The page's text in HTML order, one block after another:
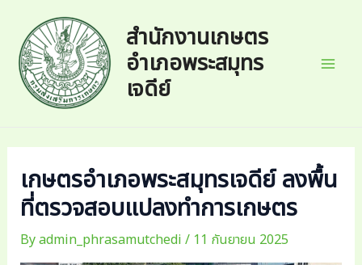
content
สำนักงานเกษตร
อำเภอพระสมุทร
เจดีย์
เกษตรอำเภอพระสมุทรเจดีย์ ลงพื้น
ที่ตรวจสอบแปลงทำการเกษตร
Byadmin_phrasamutchedi / 11 กันยายน 2025